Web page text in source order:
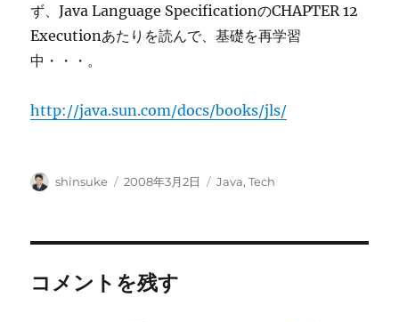
ず、Java Language SpecificationのCHAPTER 12
Executionあたりを読んで、基礎を再学習
中・・・。
http://java.sun.com/docs/books/jls/
投
shinsuke
投
2008年3月2日
カ
Java,Tech
コメントを残す